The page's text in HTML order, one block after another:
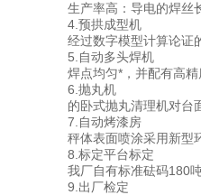
生产率高：导电的焊丝
4.预拱成型机
经过数字模型计算论证
5.自动多头焊机
焊点均匀*，并配有高
6.抛丸机
的卧式抛丸清理机对台
7.自动烤漆房
秤体表面喷涂采用新型
8.标定平台标定
我厂自有标准砝码180
9.出厂检定